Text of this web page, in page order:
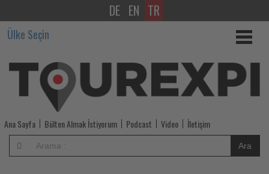
Otobüs
seferlerine
fahiş
fiyat
denetimi
Tourexpi,
DE EN TR
Ülke Seçin
Ana Sayfa Bülten Almak İstiyorum Podcast Video İletişim
Ara